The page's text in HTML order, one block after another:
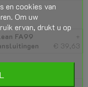
FA99
+
€ 39,63
en cookies van
Om uw
ervan, drukt u op